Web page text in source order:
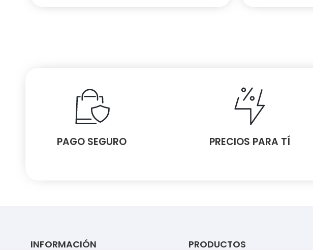
PAGO SEGURO PRECIOS PARA TÍ
INFORMACIÓN PRODUCTOS